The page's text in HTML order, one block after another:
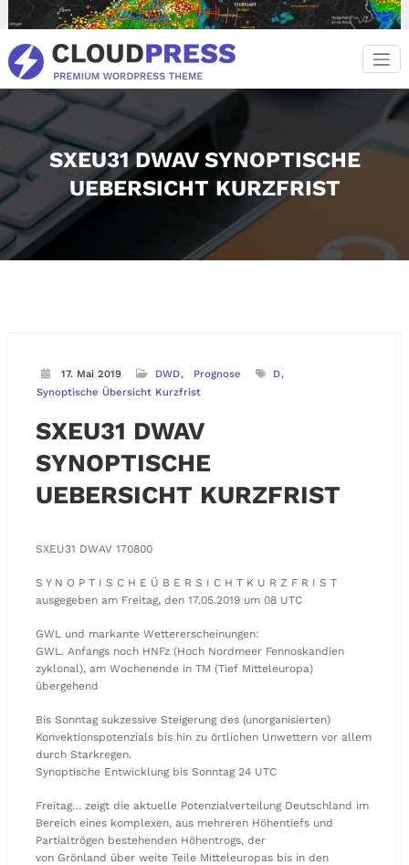
Inhalt
springen
SXEU31 DWAV SYNOPTISCHE
UEBERSICHT KURZFRIST
17. Mai 2019 DWD Prognose
D
Synoptische Übersicht Kurzfrist
SXEU31 DWAV
SYNOPTISCHE
UEBERSICHT KURZFRIST
SXEU31 DWAV 170800
S Y N O P T I S C H E Ü B E R S I C H T K U R Z F R I S T
ausgegeben am Freitag, den 17.05.2019 um 08 UTC
GWL und markante Wettererscheinungen:
GWL. Anfangs noch HNFz (Hoch Nordmeer Fennoskandien
zyklonal), am Wochenende in TM (Tief Mitteleuropa)
übergehend
Bis Sonntag sukzessive Steigerung des (unorganisierten)
Konvektionspotenzials bis hin zu örtlichen Unwettern vor allem
durch Starkregen.
Synoptische Entwicklung bis Sonntag 24 UTC
Freitag… zeigt die aktuelle Potenzialverteilung Deutschland im
Bereich eines komplexen, aus mehreren Höhentiefs und
Partialtrögen bestehenden Höhentrogs, der
von Grönland über weite Teile Mitteleuropas bis in den